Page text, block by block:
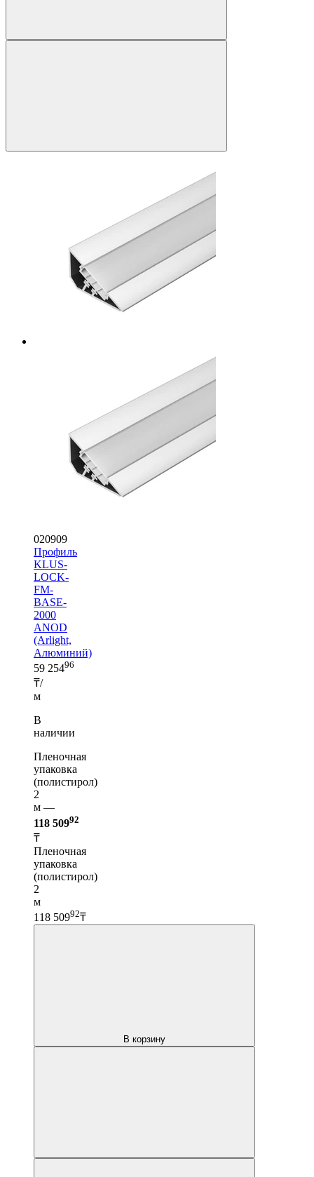
020909
Профиль
KLUS-
LOCK-
FM-
BASE-
2000
ANOD
(Arlight,
Алюминий)
59 25496
₸/
м
В
наличии
Пленочная
упаковка
(полистирол)
2
м —
118 50992
₸
Пленочная
упаковка
(полистирол)
2
м
118 50992₸
В корзину